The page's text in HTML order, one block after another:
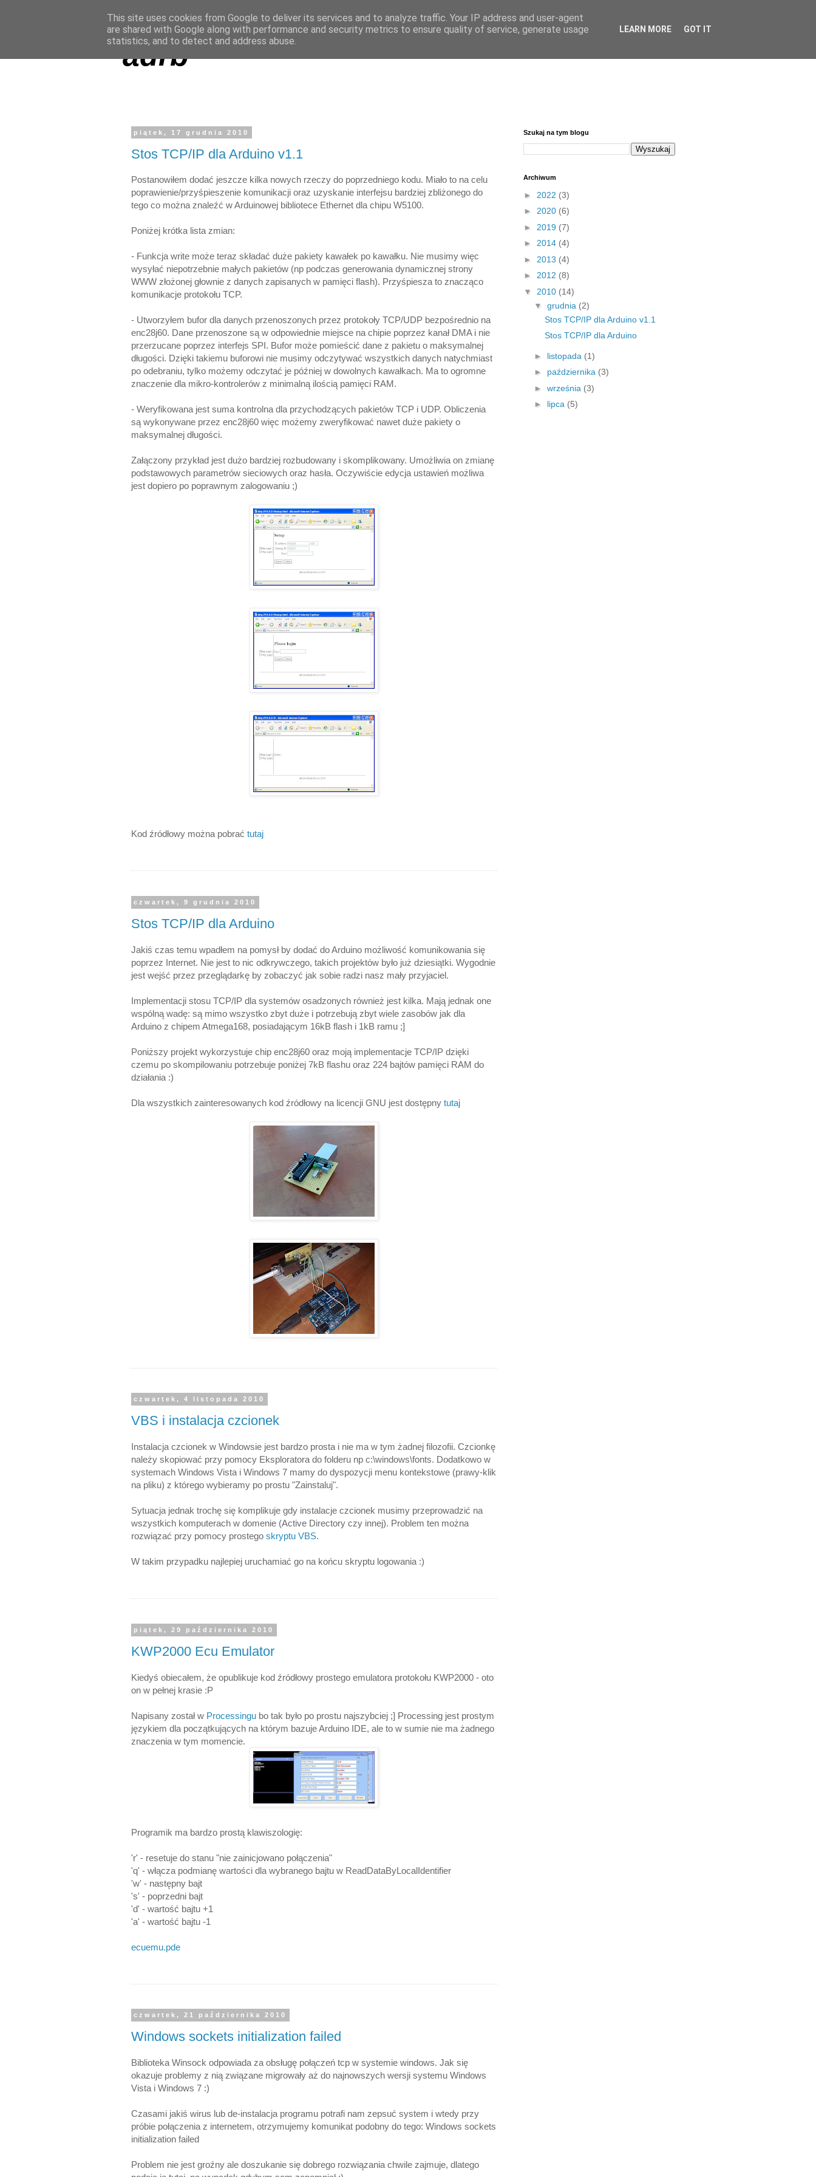
adrb
piątek, 17 grudnia 2010
Stos TCP/IP dla Arduino v1.1
Postanowiłem dodać jeszcze kilka nowych rzeczy do poprzedniego kodu. Miało to na celu
poprawienie/przyśpieszenie komunikacji oraz uzyskanie interfejsu bardziej zbliżonego do
tego co można znaleźć w Arduinowej bibliotece Ethernet dla chipu W5100.
Poniżej krótka lista zmian:
- Funkcja write może teraz składać duże pakiety kawałek po kawałku. Nie musimy więc
wysyłać niepotrzebnie małych pakietów (np podczas generowania dynamicznej strony
WWW złożonej głownie z danych zapisanych w pamięci flash). Przyśpiesza to znacząco
komunikacje protokołu TCP.
- Utworzyłem bufor dla danych przenoszonych przez protokoły TCP/UDP bezpośrednio na
enc28j60. Dane przenoszone są w odpowiednie miejsce na chipie poprzez kanał DMA i nie
przerzucane poprzez interfejs SPI. Bufor może pomieścić dane z pakietu o maksymalnej
długości. Dzięki takiemu buforowi nie musimy odczytywać wszystkich danych natychmiast
po odebraniu, tylko możemy odczytać je później w dowolnych kawałkach. Ma to ogromne
znaczenie dla mikro-kontrolerów z minimalną ilością pamięci RAM.
- Weryfikowana jest suma kontrolna dla przychodzących pakietów TCP i UDP. Obliczenia
są wykonywane przez enc28j60 więc możemy zweryfikować nawet duże pakiety o
maksymalnej długości.
Załączony przykład jest dużo bardziej rozbudowany i skomplikowany. Umożliwia on zmianę
podstawowych parametrów sieciowych oraz hasła. Oczywiście edycja ustawień możliwa
jest dopiero po poprawnym zalogowaniu ;)
Kod źródłowy można pobrać tutaj
czwartek, 9 grudnia 2010
Stos TCP/IP dla Arduino
Jakiś czas temu wpadłem na pomysł by dodać do Arduino możliwość komunikowania się
poprzez Internet. Nie jest to nic odkrywczego, takich projektów było już dziesiątki. Wygodnie
jest wejść przez przeglądarkę by zobaczyć jak sobie radzi nasz mały przyjaciel.
Implementacji stosu TCP/IP dla systemów osadzonych również jest kilka. Mają jednak one
wspólną wadę: są mimo wszystko zbyt duże i potrzebują zbyt wiele zasobów jak dla
Arduino z chipem Atmega168, posiadającym 16kB flash i 1kB ramu ;]
Poniższy projekt wykorzystuje chip enc28j60 oraz moją implementacje TCP/IP dzięki
czemu po skompilowaniu potrzebuje poniżej 7kB flashu oraz 224 bajtów pamięci RAM do
działania :)
Dla wszystkich zainteresowanych kod źródłowy na licencji GNU jest dostępny tutaj
czwartek, 4 listopada 2010
VBS i instalacja czcionek
Instalacja czcionek w Windowsie jest bardzo prosta i nie ma w tym żadnej filozofii. Czcionkę
należy skopiować przy pomocy Eksploratora do folderu np c:\windows\fonts. Dodatkowo w
systemach Windows Vista i Windows 7 mamy do dyspozycji menu kontekstowe (prawy-klik
na pliku) z którego wybieramy po prostu "Zainstaluj".
Sytuacja jednak trochę się komplikuje gdy instalacje czcionek musimy przeprowadzić na
wszystkich komputerach w domenie (Active Directory czy innej). Problem ten można
rozwiązać przy pomocy prostego skryptu VBS.
W takim przypadku najlepiej uruchamiać go na końcu skryptu logowania :)
piątek, 29 października 2010
KWP2000 Ecu Emulator
Kiedyś obiecałem, że opublikuje kod źródłowy prostego emulatora protokołu KWP2000 - oto
on w pełnej krasie :P
Napisany został w Processingu bo tak było po prostu najszybciej ;] Processing jest prostym
językiem dla początkujących na którym bazuje Arduino IDE, ale to w sumie nie ma żadnego
znaczenia w tym momencie.
Programik ma bardzo prostą klawiszologię:
'r' - resetuje do stanu "nie zainicjowano połączenia"
'q' - włącza podmianę wartości dla wybranego bajtu w ReadDataByLocalIdentifier
'w' - następny bajt
's' - poprzedni bajt
'd' - wartość bajtu +1
'a' - wartość bajtu -1
ecuemu.pde
czwartek, 21 października 2010
Windows sockets initialization failed
Biblioteka Winsock odpowiada za obsługę połączeń tcp w systemie windows. Jak się
okazuje problemy z nią związane migrowały aż do najnowszych wersji systemu Windows
Vista i Windows 7 :)
Czasami jakiś wirus lub de-instalacja programu potrafi nam zepsuć system i wtedy przy
próbie połączenia z internetem, otrzymujemy komunikat podobny do tego: Windows sockets
initialization failed
Problem nie jest groźny ale doszukanie się dobrego rozwiązania chwile zajmuje, dlatego
Szukaj na tym blogu
Archiwum
► 2022 (3)
► 2020 (6)
► 2019 (7)
► 2014 (4)
► 2013 (4)
► 2012 (8)
▼ 2010 (14)
▼ grudnia (2)
Stos TCP/IP dla Arduino v1.1
Stos TCP/IP dla Arduino
► listopada (1)
► października (3)
► września (3)
► lipca (5)
This site uses cookies from Google to deliver its services and to analyze traffic. Your IP address and user-agent
are shared with Google along with performance and security metrics to ensure quality of service, generate usage
statistics, and to detect and address abuse.
LEARN MORE GOT IT